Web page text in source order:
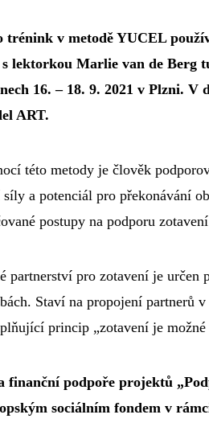
trénink v metodě YUCEL
lektorkou Marlie van de Berg
16. – 18. 9. 2021 v Plzni. V
ART.
této metody je člověk
a potenciál pro překonávání
postupy na podporu
pro zotavení je určen
Staví na propojení partnerů
princip „zotavení je možné
finanční podpoře projektů
sociálním fondem v